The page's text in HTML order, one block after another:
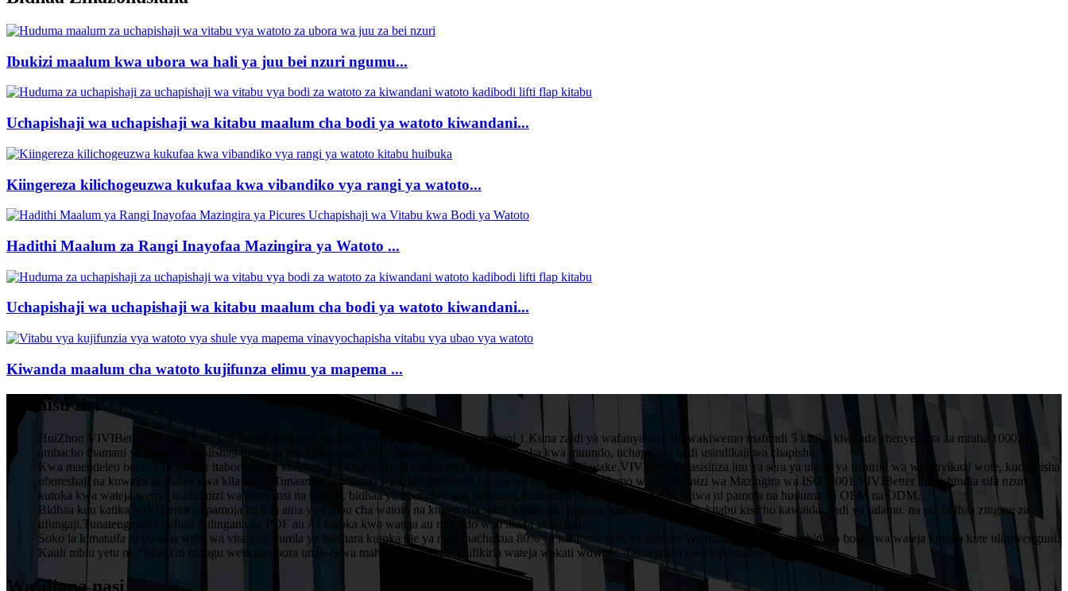
Ibukizi maalum kwa ubora wa hali ya juu bei nzuri ngumu...
Uchapishaji wa uchapishaji wa kitabu maalum cha bodi ya watoto kiwandani...
Kiingereza kilichogeuzwa kukufaa kwa vibandiko vya rangi ya watoto...
Hadithi Maalum za Rangi Inayofaa Mazingira ya Watoto ...
Uchapishaji wa uchapishaji wa kitabu maalum cha bodi ya watoto kiwandani...
Kiwanda maalum cha watoto kujifunza elimu ya mapema ...
Kuhusu sisi
HuiZhou VIVIBetter ufungaji Co., Ltd ilianzishwa mwaka 2015 na uwekezaji wa yuan milioni 1.Kuna zaidi ya wafanyakazi 50, wakiwemo mafundi 5 katika kiwanda chenye mita za mraba 1000,
ambacho thamani ya jumla ya uzalishaji kwa mwaka ilifikia yuan 5.Tunaweza kutoa huduma kutoka kwa muundo, uchapishaji hadi usindikaji wa chapisho.
Kwa maendeleo bora, VIVIBetter itaboresha na kurekebisha kikamilifu ili kuimarisha ushindani na ushawishi wake.VIVIBetter inasisitiza juu ya sera ya ubora ya ushiriki wa wafanyikazi wote, kudumisha
uboreshaji na kuweka kujitolea kwa kila mteja.Tunaanzisha Mfumo wa Uhakikisho wa Ubora wa ISO9001 na Mfumo wa Usimamizi wa Mazingira wa ISO14001.VIVIBetter imejishindia sifa nzuri
kutoka kwa wateja wenye usimamizi wa kisayansi na ufanisi, bidhaa ya ubora wa juu, bei nzuri, huduma kwa wakati na ufanisi, ikiwa ni pamoja na huduma ya OEM na ODM.
Bidhaa kuu katika VIVIBetter ni pamoja na kila aina ya kitabu cha watoto na kitabu cha sauti, kitabu cha kugusa, kitabu cha pop up, kitabu kisicho kawaida, kadi ya salamu. na pia bidhaa zingine za
ufungaji.Tunatengeneza bidhaa kulingana na PDF au AI kutoka kwa wateja au muundo wao ikiwa ni lazima.
Soko la kimataifa ni uwanja wetu wa vita kuu. Jumla ya biashara kutoka nje ya nchi inachukua 80% ya kampuni yetu ya venture.We matumaini ya kutoa bidhaa bora kwa wateja kutoka kote ulimwenguni.
Kauli mbiu yetu ni ."Mteja ni mungu wetu na ubora unawekwa mahali pa kwanza .Kufikiria wateja wakati wowote. Tatua tatizo kwa kipaumbele"
Wasiliana nasi